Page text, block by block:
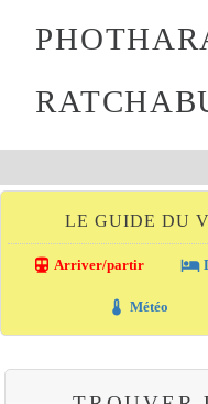
LE GUIDE DU
directions_transit Arriver/partir local_hotel
thermostat Météo